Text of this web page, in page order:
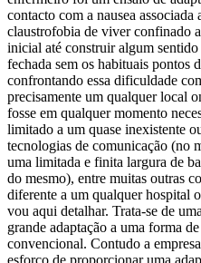
contacto com a nausea
claustrofobia de viver confinado
inicial até construir algum
fechada sem os habituais pontos
confrontando essa dificuldade
precisamente um qualquer local
fosse em qualquer momento
limitado a um quase inexistente
tecnologias de comunicação (no
uma limitada e finita largura de
do mesmo), entre muitas outras
diferente a um qualquer hospital
vou aqui detalhar. Trata-se de
grande adaptação a uma forma
convencional. Contudo a
esforço de proporcionar uma